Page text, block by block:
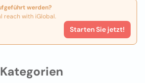
werden?
reach with iGlobal.
Starten Sie jetzt!